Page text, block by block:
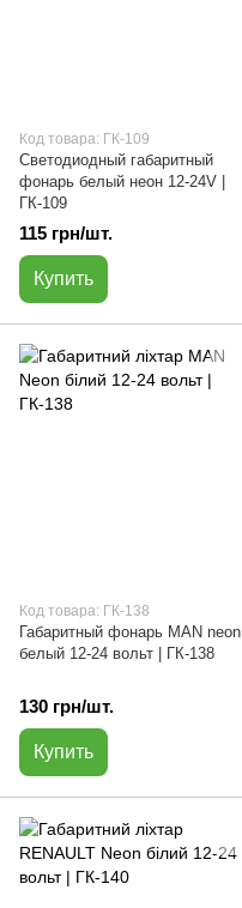
Код товара: ГК-109
Светодиодный габаритный
фонарь белый неон 12-24V |
ГК-109
115 грн/шт.
Купить
Код товара: ГК-138
Габаритный фонарь MAN neon
белый 12-24 вольт | ГК-138
130 грн/шт.
Купить